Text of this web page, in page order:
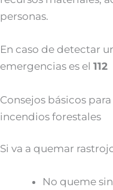
personas.
En caso de detectar
emergencias es el 112
Consejos básicos
incendios forestales
Si va a quemar
No queme